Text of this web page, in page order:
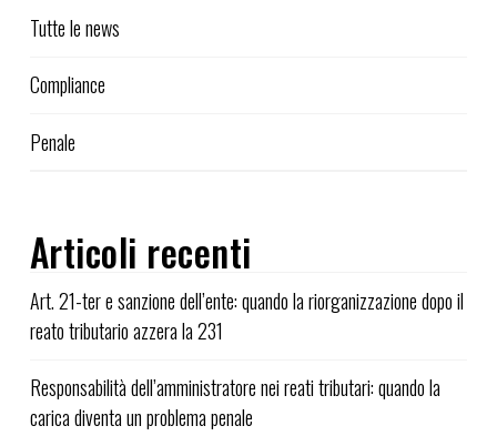
Tutte le news
Compliance
Penale
Articoli recenti
Art. 21-ter e sanzione dell’ente: quando la riorganizzazione dopo il
reato tributario azzera la 231
Responsabilità dell’amministratore nei reati tributari: quando la
carica diventa un problema penale